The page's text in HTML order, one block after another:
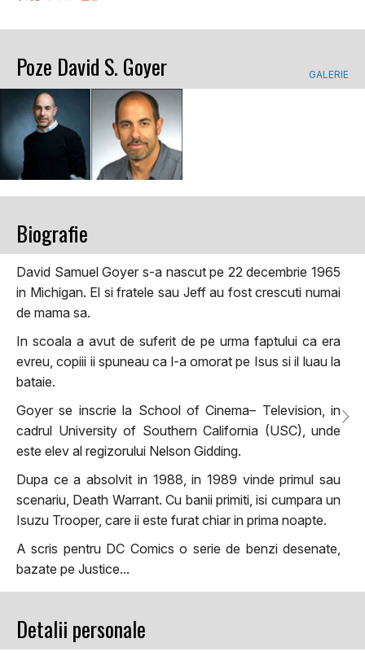
Poze David S. Goyer GALERIE
Biografie
David Samuel Goyer s-a nascut pe 22 decembrie 1965
in Michigan. El si fratele sau Jeff au fost crescuti numai
de mama sa.
In scoala a avut de suferit de pe urma faptului ca era
evreu, copiii ii spuneau ca l-a omorat pe Isus si il luau la
bataie.
Goyer se inscrie la School of Cinema– Television, in
cadrul University of Southern California (USC), unde
este elev al regizorului Nelson Gidding.
Dupa ce a absolvit in 1988, in 1989 vinde primul sau
scenariu, Death Warrant. Cu banii primiti, isi cumpara un
Isuzu Trooper, care ii este furat chiar in prima noapte.
A scris pentru DC Comics o serie de benzi desenate,
bazate pe Justice...
Detalii personale